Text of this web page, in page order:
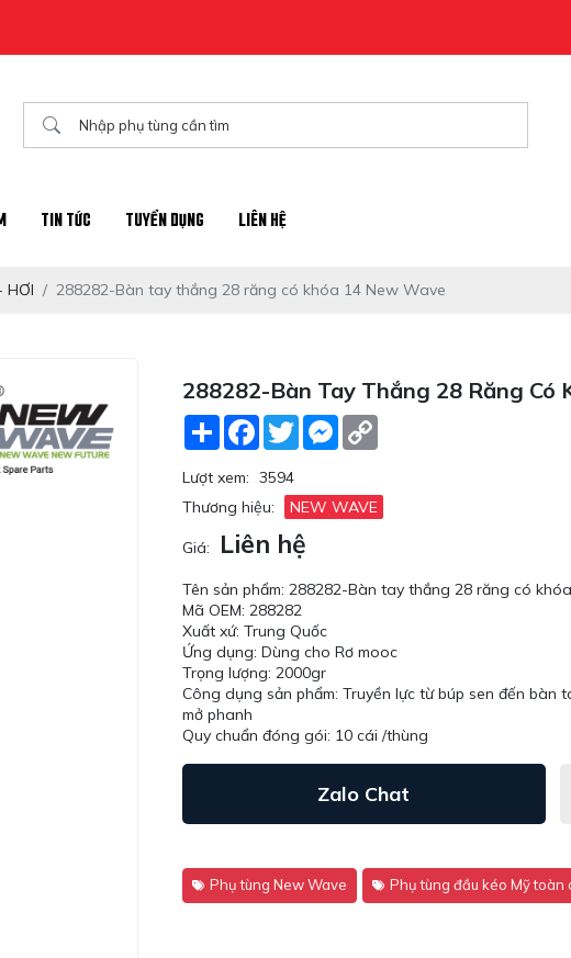
TIN TỨC TUYỂN DỤNG LIÊN HỆ
HƠI 288282-Bàn tay thắng 28 răng có khóa 14 New Wave
288282-Bàn Tay Thắng 28 Răng Có
Share Facebook
TwitterMessenger
Lượt xem: 3594
Thương hiệu:
NEW WAVE
Giá: Liên hệ
Tên sản phẩm: 288282-Bàn tay thắng 28 răng có
Mã OEM: 288282
Xuất xứ: Trung Quốc
Ứng dụng: Dùng cho Rơ mooc
Trọng lượng: 2000gr
Công dụng sản phẩm: Truyền lực từ búp sen đến
mở phanh
Quy chuẩn đóng gói: 10 cái /thùng
Zalo Chat
Phụ tùng New Wave Phụ tùng đầu kéo Mỹ toàn